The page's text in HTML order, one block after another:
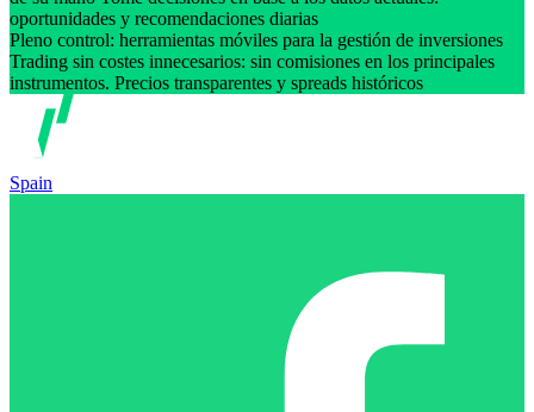
oportunidades y recomendaciones diarias
Pleno control: herramientas móviles para la gestión de inversiones
Trading sin costes innecesarios: sin comisiones en los principales
instrumentos. Precios transparentes y spreads históricos
Spain